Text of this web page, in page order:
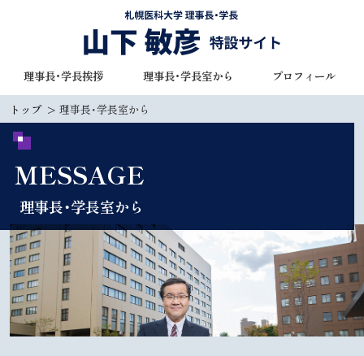
ニ
ュ
札幌医科大学 理事長・学長
山下 敏彦 特設サイト
理事長・学長挨拶 理事長・学長室から プロフィール
トップ 理事長・学長室から
MESSAGE
理事長・学長室から